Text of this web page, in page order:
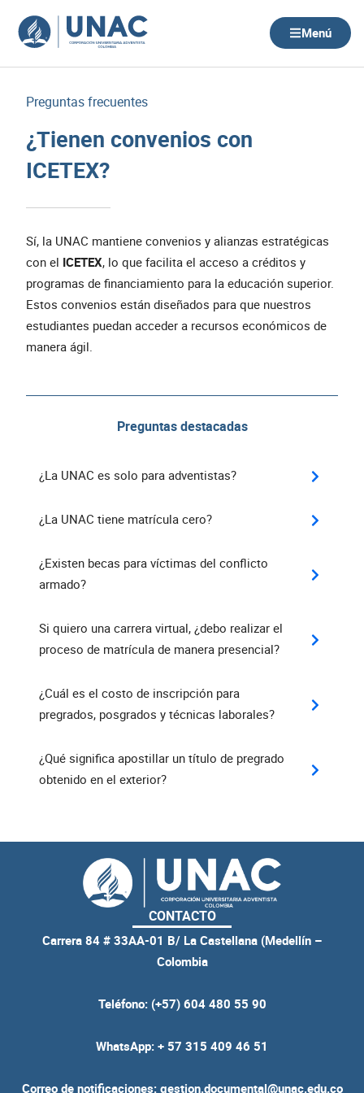
contenido
Menú
Preguntas frecuentes
¿Tienen convenios con
ICETEX?
Sí, la UNAC mantiene convenios y alianzas estratégicas
con el ICETEX, lo que facilita el acceso a créditos y
programas de financiamiento para la educación superior.
Estos convenios están diseñados para que nuestros
estudiantes puedan acceder a recursos económicos de
manera ágil.
Preguntas destacadas
¿La UNAC es solo para adventistas?
¿La UNAC tiene matrícula cero?
¿Existen becas para víctimas del conflicto
armado?
Si quiero una carrera virtual, ¿debo realizar el
proceso de matrícula de manera presencial?
¿Cuál es el costo de inscripción para
pregrados, posgrados y técnicas laborales?
¿Qué significa apostillar un título de pregrado
obtenido en el exterior?
CONTACTO
Carrera 84 # 33AA-01 B/ La Castellana (Medellín –
Colombia
Teléfono: (+57) 604 480 55 90
WhatsApp: + 57 315 409 46 51
Correo de notificaciones: gestion.documental@unac.edu.co